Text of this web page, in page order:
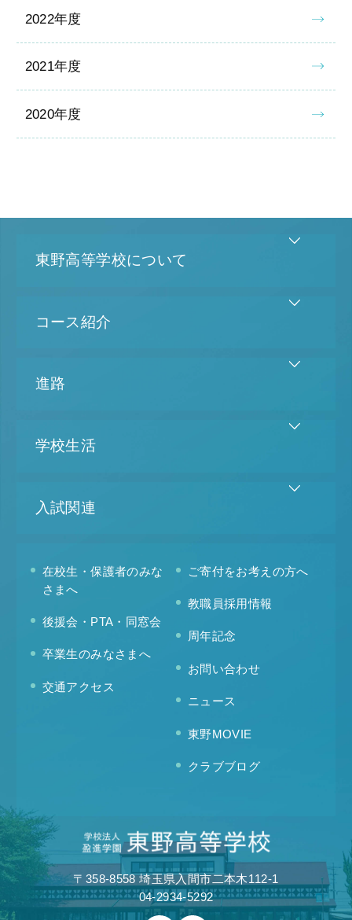
2022年度
2021年度
2020年度
東野高等学校について
コース紹介
進路
学校生活
入試関連
在校生・保護者のみな
さまへ
後援会・PTA・同窓会
卒業生のみなさまへ
交通アクセス
ご寄付をお考えの方へ
教職員採用情報
周年記念
お問い合わせ
ニュース
東野MOVIE
クラブブログ
〒358-8558 埼玉県入間市二本木112-1
04-2934-5292